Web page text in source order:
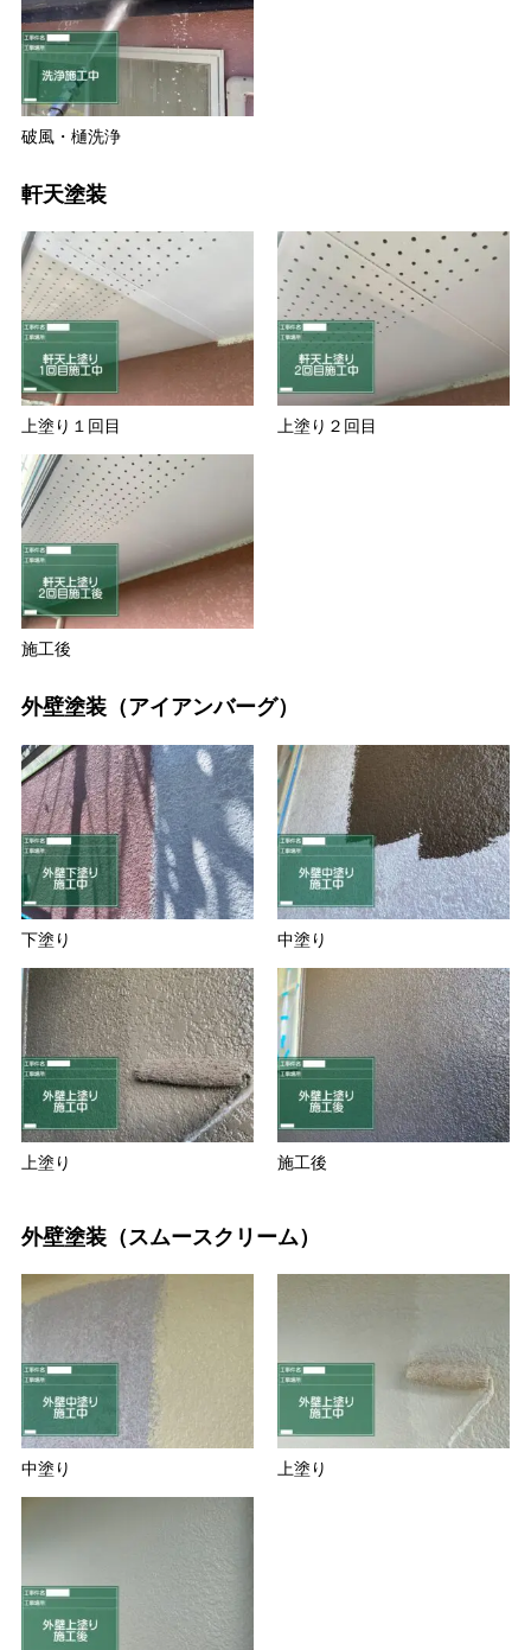
破風・樋洗浄
軒天塗装
上塗り１回目 上塗り２回目
施工後
外壁塗装（アイアンバーグ）
下塗り 中塗り
上塗り 施工後
外壁塗装（スムースクリーム）
中塗り 上塗り